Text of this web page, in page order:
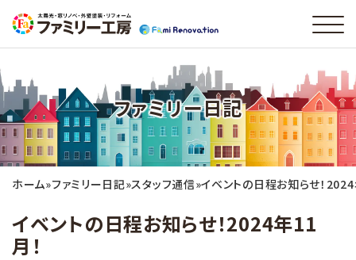
ファミリー日記
ホーム»ファミリー日記»スタッフ通信»イベントの日程お知らせ！
イベントの日程お知らせ！2024年11
月！